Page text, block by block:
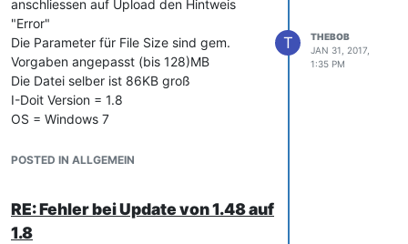
10.0; Win64; x64; rv:50.0)
Gecko/20100101 Firefox/50.0"
x.x.x.x - - [02/Feb/2017:13:55:28
+0100] "POST /cmdb/index.php?
call=json&action=createObject&ajax=1
HTTP/1.1" 200 4 "
inventar/cmdb/index.php?
&viewMode=1002&objTypeID=10&edit
Gecko/20100101 Firefox/50.0"
x.x.x.x - - [02/Feb/2017:13:55:29
anschliessen auf Upload den Hintweis
"Error"
Die Parameter für File Size sind gem.
Vorgaben angepasst (bis 128)MB
Die Datei selber ist 86KB groß
I-Doit Version = 1.8
OS = Windows 7
Vielen Dank im Voraus.
POSTED IN ALLGEMEIN
T
THEBOB
JAN 31, 2017,
1:35 PM
RE: Fehler bei Update von 1.48 auf
1.8